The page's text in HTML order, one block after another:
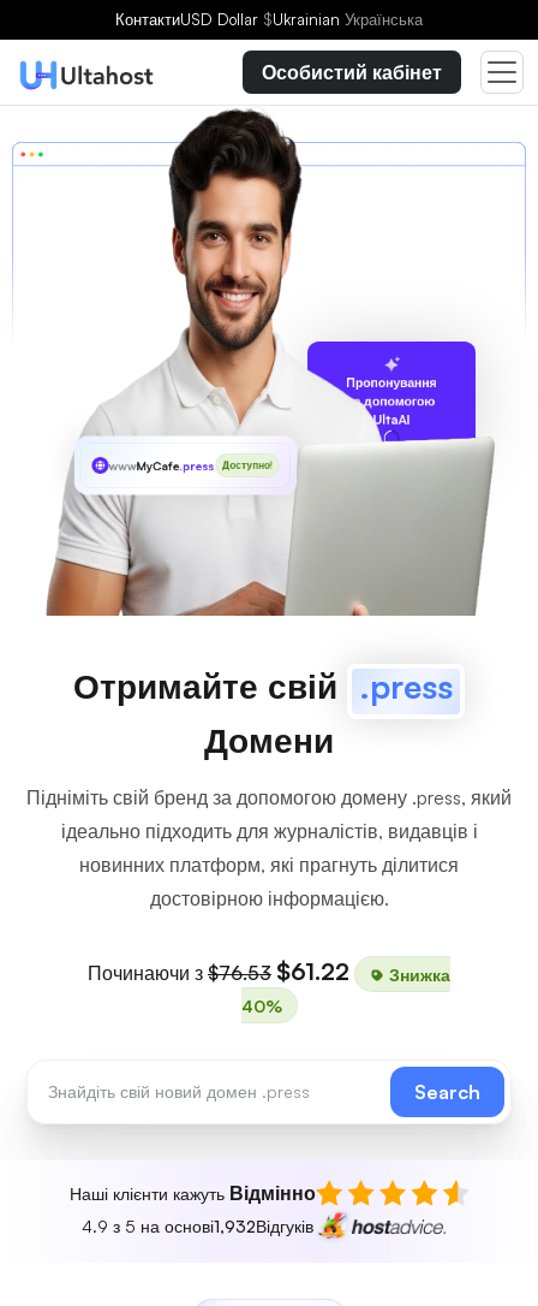
КонтактиUSD Dollar $Ukrainian Українська
Особистий кабінет
Пропонування
за допомогою
UltaAI
wwwMyCafe.press Доступно!
Отримайте свій .press
Домени
Підніміть свій бренд за допомогою домену .press, який
ідеально підходить для журналістів, видавців і
новинних платформ, які прагнуть ділитися
достовірною інформацією.
Починаючи з $76.53 $61.22
Знижка
40%
Search
Наші клієнти кажуть Відмінно
4.9 з 5 на основі1,932Відгуків